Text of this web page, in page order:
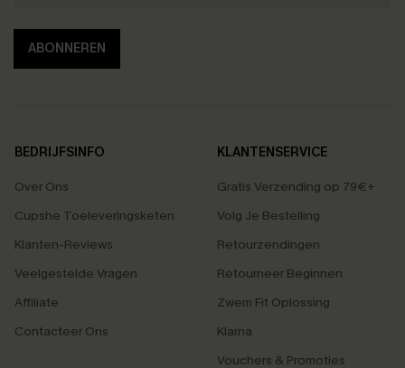
ABONNEREN
BEDRIJFSINFO
Over Ons
Cupshe Toeleveringsketen
Klanten-Reviews
Veelgestelde Vragen
Affiliate
Contacteer Ons
KLANTENSERVICE
Gratis Verzending op 79€+
Volg Je Bestelling
Retourzendingen
Retourneer Beginnen
Zwem Fit Oplossing
Klarna
Vouchers & Promoties